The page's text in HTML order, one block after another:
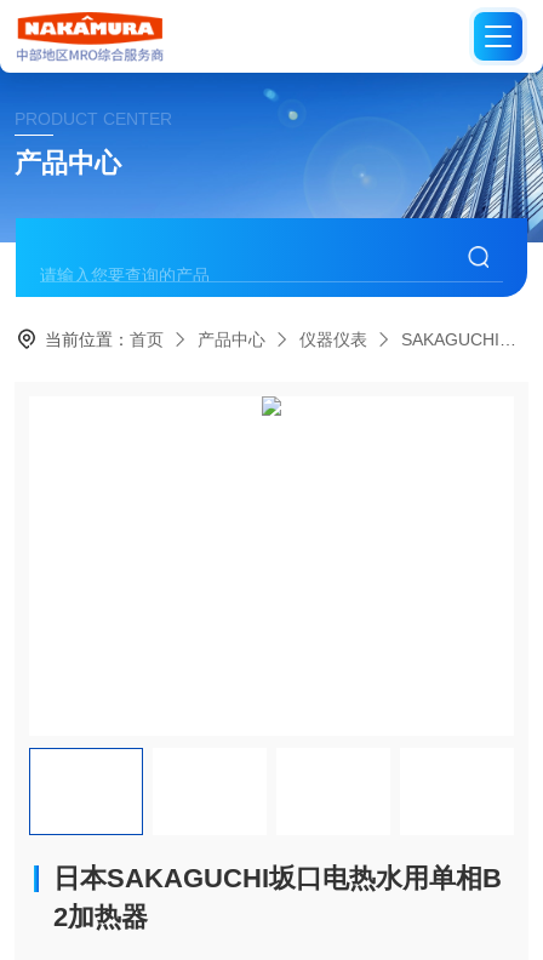
PRODUCT CENTER
产品中心
当前位置：首页 产品中心 仪器仪表 SAKAGUCHI日本坂口电热
日本SAKAGUCHI坂口电热水用单相B
2加热器